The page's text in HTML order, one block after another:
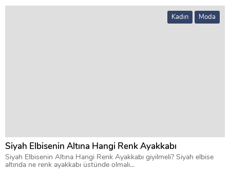
Kadın Moda
Siyah Elbisenin Altına Hangi Renk Ayakkabı
Siyah Elbisenin Altına Hangi Renk Ayakkabı giyilmeli? Siyah elbise
altında ne renk ayakkabı üstünde olmalı...